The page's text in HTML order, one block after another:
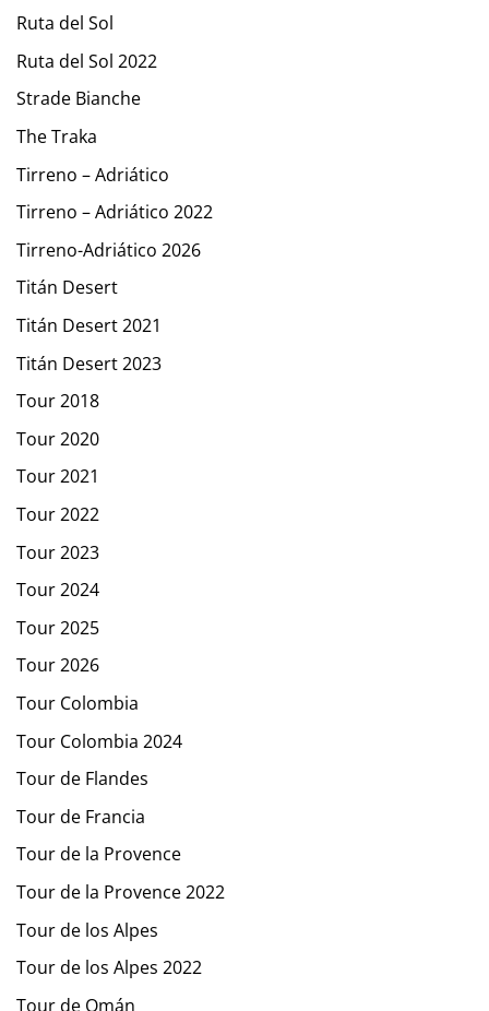
Ruta del Sol
Ruta del Sol 2022
Strade Bianche
The Traka
Tirreno – Adriático
Tirreno – Adriático 2022
Tirreno-Adriático 2026
Titán Desert
Titán Desert 2021
Titán Desert 2023
Tour 2018
Tour 2020
Tour 2021
Tour 2022
Tour 2023
Tour 2024
Tour 2025
Tour 2026
Tour Colombia
Tour Colombia 2024
Tour de Flandes
Tour de Francia
Tour de la Provence
Tour de la Provence 2022
Tour de los Alpes
Tour de los Alpes 2022
Tour de Omán